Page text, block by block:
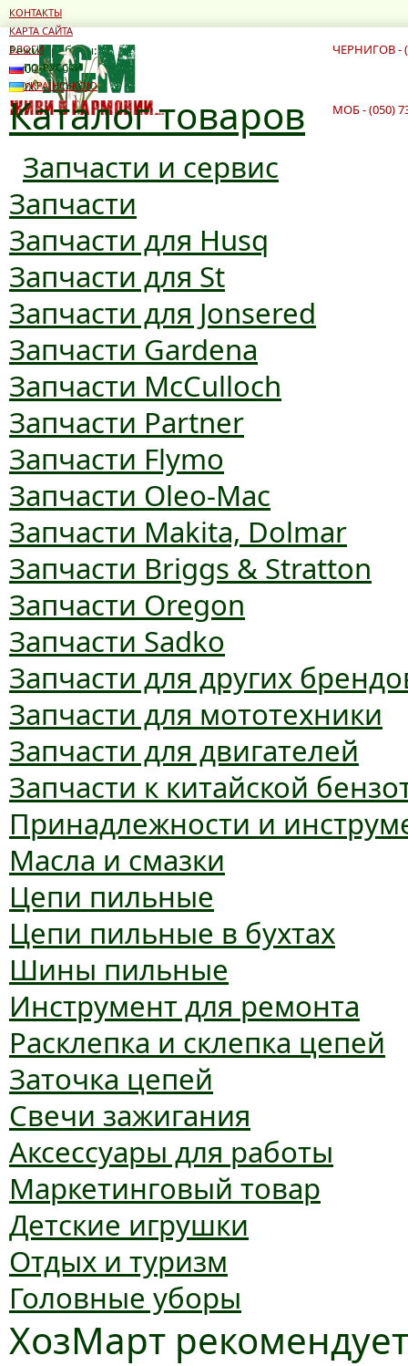
Режим работы:
10:00 - 19:00
10:00 - 16:00
ЧЕРНИГОВ -
Каталог товаров
Запчасти и сервис
Запчасти
Запчасти для Husq
Запчасти для St
Запчасти для Jonsered
Запчасти Gardena
Запчасти McCulloch
Запчасти Partner
Запчасти Flymo
Запчасти Oleo-Mac
Запчасти Makita, Dolmar
Запчасти Briggs & Stratton
Запчасти Oregon
Запчасти Sadko
Запчасти для других
Запчасти для мототехники
Запчасти для двигателей
Запчасти к китайской
Принадлежности и
Масла и смазки
Цепи пильные
Цепи пильные в бухтах
Шины пильные
Инструмент для ремонта
Расклепка и склепка цепей
Заточка цепей
Свечи зажигания
Аксессуары для работы
Маркетинговый товар
Детские игрушки
Отдых и туризм
Головные уборы
ХозМарт рекомендует
МОБ - (050)
КОНТАКТЫ
КАРТА САЙТА
БЛОГИ
ПО-РУССКИ
УКРАЇНСЬКОЮ